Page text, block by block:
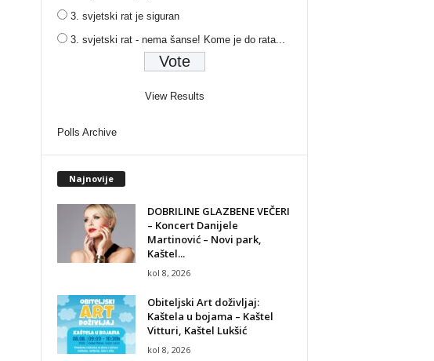
3. svjetski rat je siguran
3. svjetski rat - nema šanse! Kome je do rata...
View Results
Polls Archive
Najnovije
DOBRILINE GLAZBENE VEČERI
– Koncert Danijele
Martinović – Novi park,
Kaštel...
kol 8, 2026
Obiteljski Art doživljaj:
Kaštela u bojama – Kaštel
Vitturi, Kaštel Lukšić
kol 8, 2026